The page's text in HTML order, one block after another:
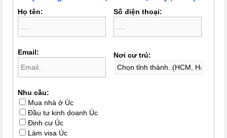
Họ tên: Số điện thoại:
Email: Nơi cư trú:
Nhu cầu:
Mua nhà ở Úc
Đầu tư kinh doanh Úc
Định cư Úc
Làm visa Úc